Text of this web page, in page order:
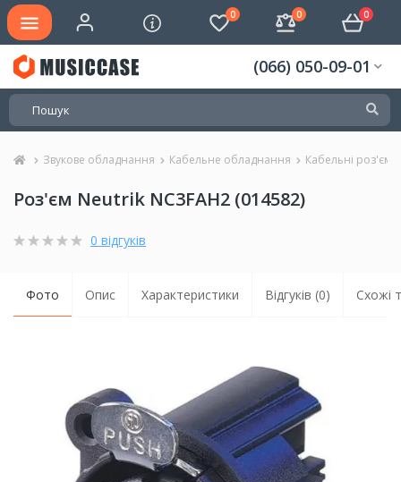
0 0 0
(066) 050-09-01
Звукове обладнання Кабельне обладнання Кабельні роз'єми
Роз'єм Neutrik NC3FAH2 (014582)
0 відгуків
Фото Опис Характеристики Відгуків (0) Схожі